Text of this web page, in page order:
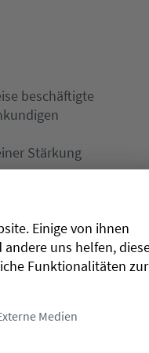
beschäftigte
Stärkung
wurden
sollten:
Kirchenkreise
Einige von ihnen
uns helfen,
Funktionalitäten zur
Medien